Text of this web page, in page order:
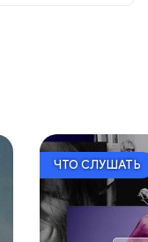
ЧТО СЛУШАТЬ